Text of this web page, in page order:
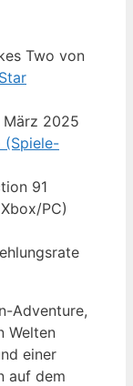
Two von
2025
(Spiele-
91
PC)
Adventure,
Welten
einer
auf dem